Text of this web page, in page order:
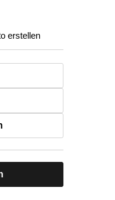
erstellen